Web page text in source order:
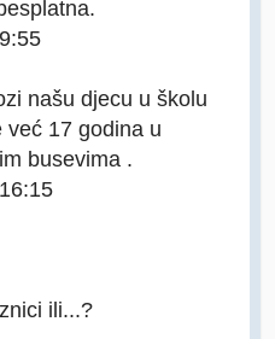
našu djecu u školu
već 17 godina u
busevima .
ili...?